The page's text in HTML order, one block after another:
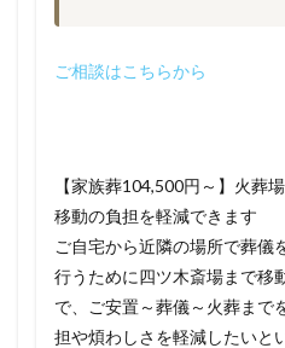
ご相談はこちらから
【家族葬104,500円～】火葬
移動の負担を軽減できます
ご自宅から近隣の場所で葬儀
行うために四ツ木斎場まで移
で、ご安置～葬儀～火葬まで
担や煩わしさを軽減したいと